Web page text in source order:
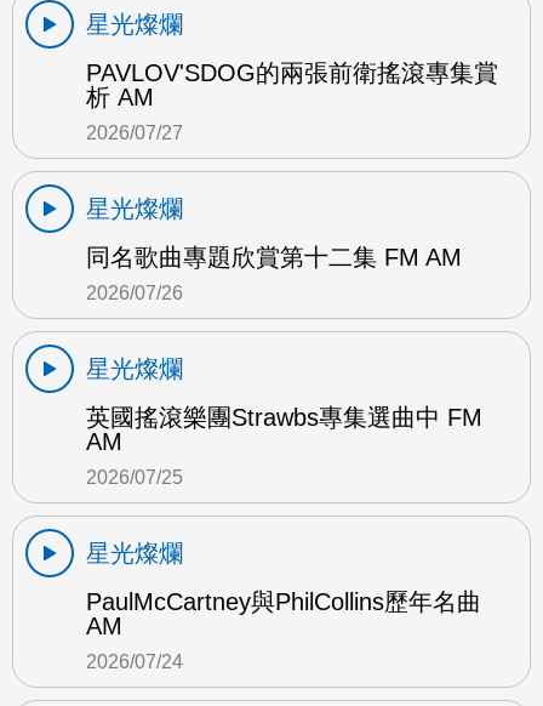
星光燦爛
PAVLOV'SDOG的兩張前衛搖滾專集賞
析 AM
2026/07/27
星光燦爛
同名歌曲專題欣賞第十二集 FM AM
2026/07/26
星光燦爛
英國搖滾樂團Strawbs專集選曲中 FM
AM
2026/07/25
星光燦爛
PaulMcCartney與PhilCollins歷年名曲
AM
2026/07/24